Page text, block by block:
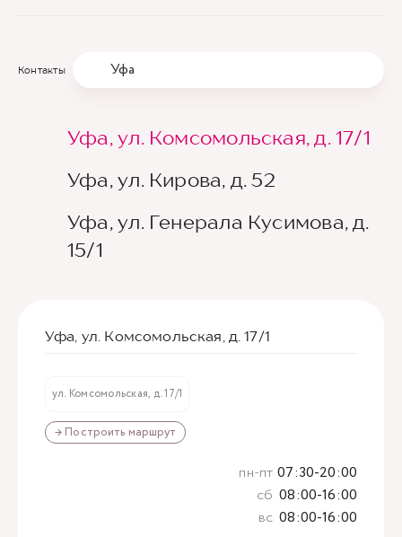
Контакты Уфа
Уфа, ул. Комсомольская, д. 17/1
Уфа, ул. Кирова, д. 52
Уфа, ул. Генерала Кусимова, д.
15/1
Уфа, ул. Комсомольская, д. 17/1
ул. Комсомольская, д. 17/1
→ Построить маршрут
пн-пт 07:30-20:00
сб 08:00-16:00
вс 08:00-16:00